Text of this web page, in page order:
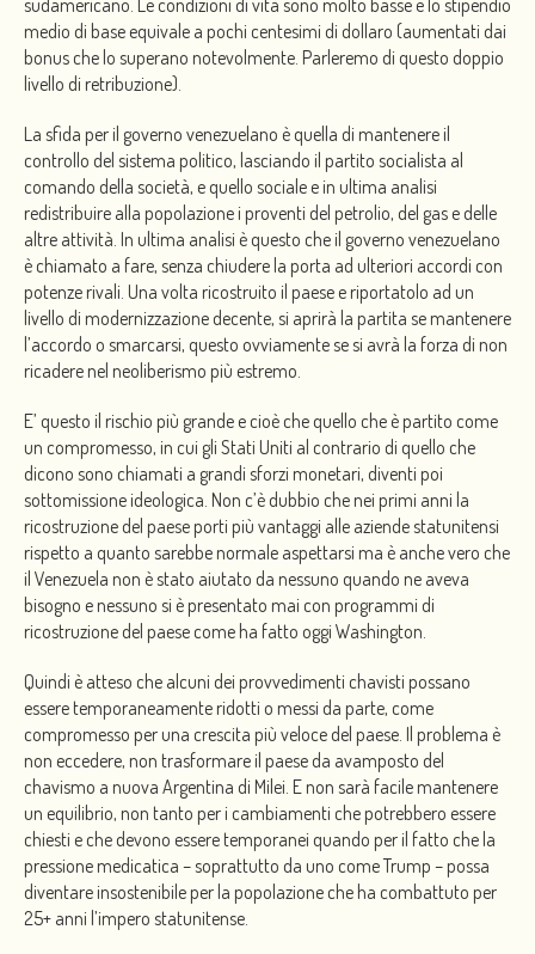
medio di base equivale a pochi centesimi di dollaro (aumentati dai
bonus che lo superano notevolmente. Parleremo di questo doppio
livello di retribuzione).
La sfida per il governo venezuelano è quella di mantenere il
controllo del sistema politico, lasciando il partito socialista al
comando della società, e quello sociale e in ultima analisi
redistribuire alla popolazione i proventi del petrolio, del gas e delle
altre attività. In ultima analisi è questo che il governo venezuelano
è chiamato a fare, senza chiudere la porta ad ulteriori accordi con
potenze rivali. Una volta ricostruito il paese e riportatolo ad un
livello di modernizzazione decente, si aprirà la partita se mantenere
l’accordo o smarcarsi, questo ovviamente se si avrà la forza di non
ricadere nel neoliberismo più estremo.
E’ questo il rischio più grande e cioè che quello che è partito come
un compromesso, in cui gli Stati Uniti al contrario di quello che
dicono sono chiamati a grandi sforzi monetari, diventi poi
sottomissione ideologica. Non c’è dubbio che nei primi anni la
ricostruzione del paese porti più vantaggi alle aziende statunitensi
rispetto a quanto sarebbe normale aspettarsi ma è anche vero che
il Venezuela non è stato aiutato da nessuno quando ne aveva
bisogno e nessuno si è presentato mai con programmi di
ricostruzione del paese come ha fatto oggi Washington.
Quindi è atteso che alcuni dei provvedimenti chavisti possano
essere temporaneamente ridotti o messi da parte, come
compromesso per una crescita più veloce del paese. Il problema è
non eccedere, non trasformare il paese da avamposto del
chavismo a nuova Argentina di Milei. E non sarà facile mantenere
un equilibrio, non tanto per i cambiamenti che potrebbero essere
chiesti e che devono essere temporanei quando per il fatto che la
pressione medicatica – soprattutto da uno come Trump – possa
diventare insostenibile per la popolazione che ha combattuto per
25+ anni l’impero statunitense.